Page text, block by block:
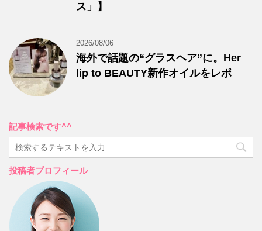
ス」】
2026/08/06
海外で話題の“グラスヘア”に。Her
lip to BEAUTY新作オイルをレポ
記事検索です^^
投稿者プロフィール